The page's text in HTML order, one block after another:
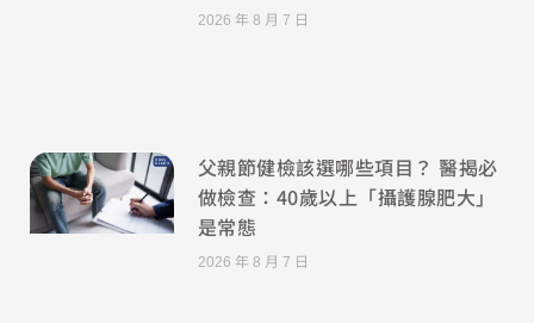
2026 年 8 月 7 日
父親節健檢該選哪些項目？ 醫揭必
做檢查：40歲以上「攝護腺肥大」
是常態
2026 年 8 月 7 日